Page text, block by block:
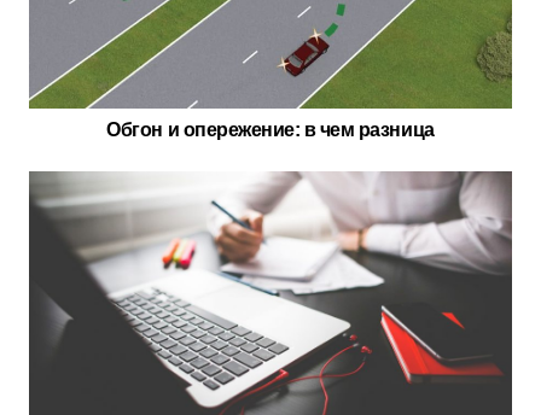
Обгон и опережение: в чем разница